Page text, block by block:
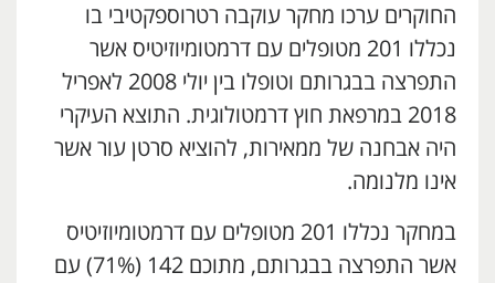
החוקרים ערכו מחקר עוקבה רטרוספקטיבי בו
נכללו 201 מטופלים עם דרמטומיוזיטיס אשר
התפרצה בבגרותם וטופלו בין יולי 2008 לאפריל
2018 במרפאת חוץ דרמטולוגית. התוצא העיקרי
היה אבחנה של ממאירות, להוציא סרטן עור אשר
אינו מלנומה.
במחקר נכללו 201 מטופלים עם דרמטומיוזיטיס
אשר התפרצה בבגרותם, מתוכם 142 (71%) עם